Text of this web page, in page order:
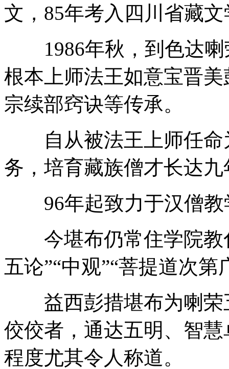
文，85年考入四川省藏
1986年秋，到色达喇
根本上师法王如意宝晋
宗续部窍诀等传承。
自从被法王上师任命
务，培育藏族僧才长达九
96年起致力于汉僧教
今堪布仍常住学院教
五论”“中观”“菩提道次
益西彭措堪布为喇荣
佼佼者，通达五明、智
程度尤其令人称道。